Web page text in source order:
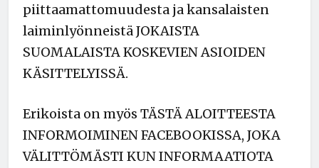
piittaamattomuudesta ja kansalaisten
laiminlyönneistä JOKAISTA
SUOMALAISTA KOSKEVIEN ASIOIDEN
KÄSITTELYISSÄ.
Erikoista on myös TÄSTÄ ALOITTEESTA
INFORMOIMINEN FACEBOOKISSA, JOKA
VÄLITTÖMÄSTI KUN INFORMAATIOTA